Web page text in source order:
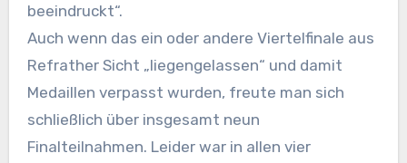
beeindruckt“.
Auch wenn das ein oder andere Viertelfinale aus
Refrather Sicht „liegengelassen“ und damit
Medaillen verpasst wurden, freute man sich
schließlich über insgesamt neun
Finalteilnahmen. Leider war in allen vier